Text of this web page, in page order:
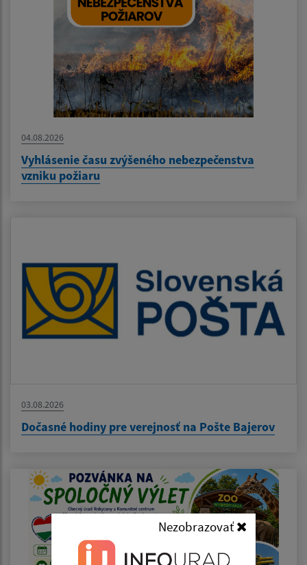
Nezobrazovať
04.08.2026
Vyhlásenie času zvýšeného nebezpečenstva
vzniku požiaru
03.08.2026
Dočasné hodiny pre verejnosť na Pošte Bajerov